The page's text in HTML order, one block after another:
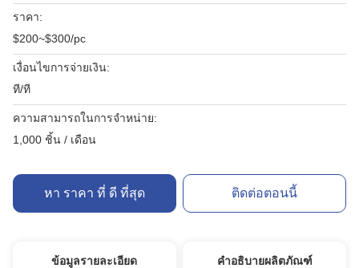
ราคา:
$200~$300/pc
เงื่อนไขการจ่ายเงิน:
ที/ที
ความสามารถในการจําหน่าย:
1,000 ชิ้น / เดือน
หา ราคา ที่ ดี ที่สุด ติดต่อตอนนี้
ข้อมูลรายละเอียด คำอธิบายผลิตภัณฑ์